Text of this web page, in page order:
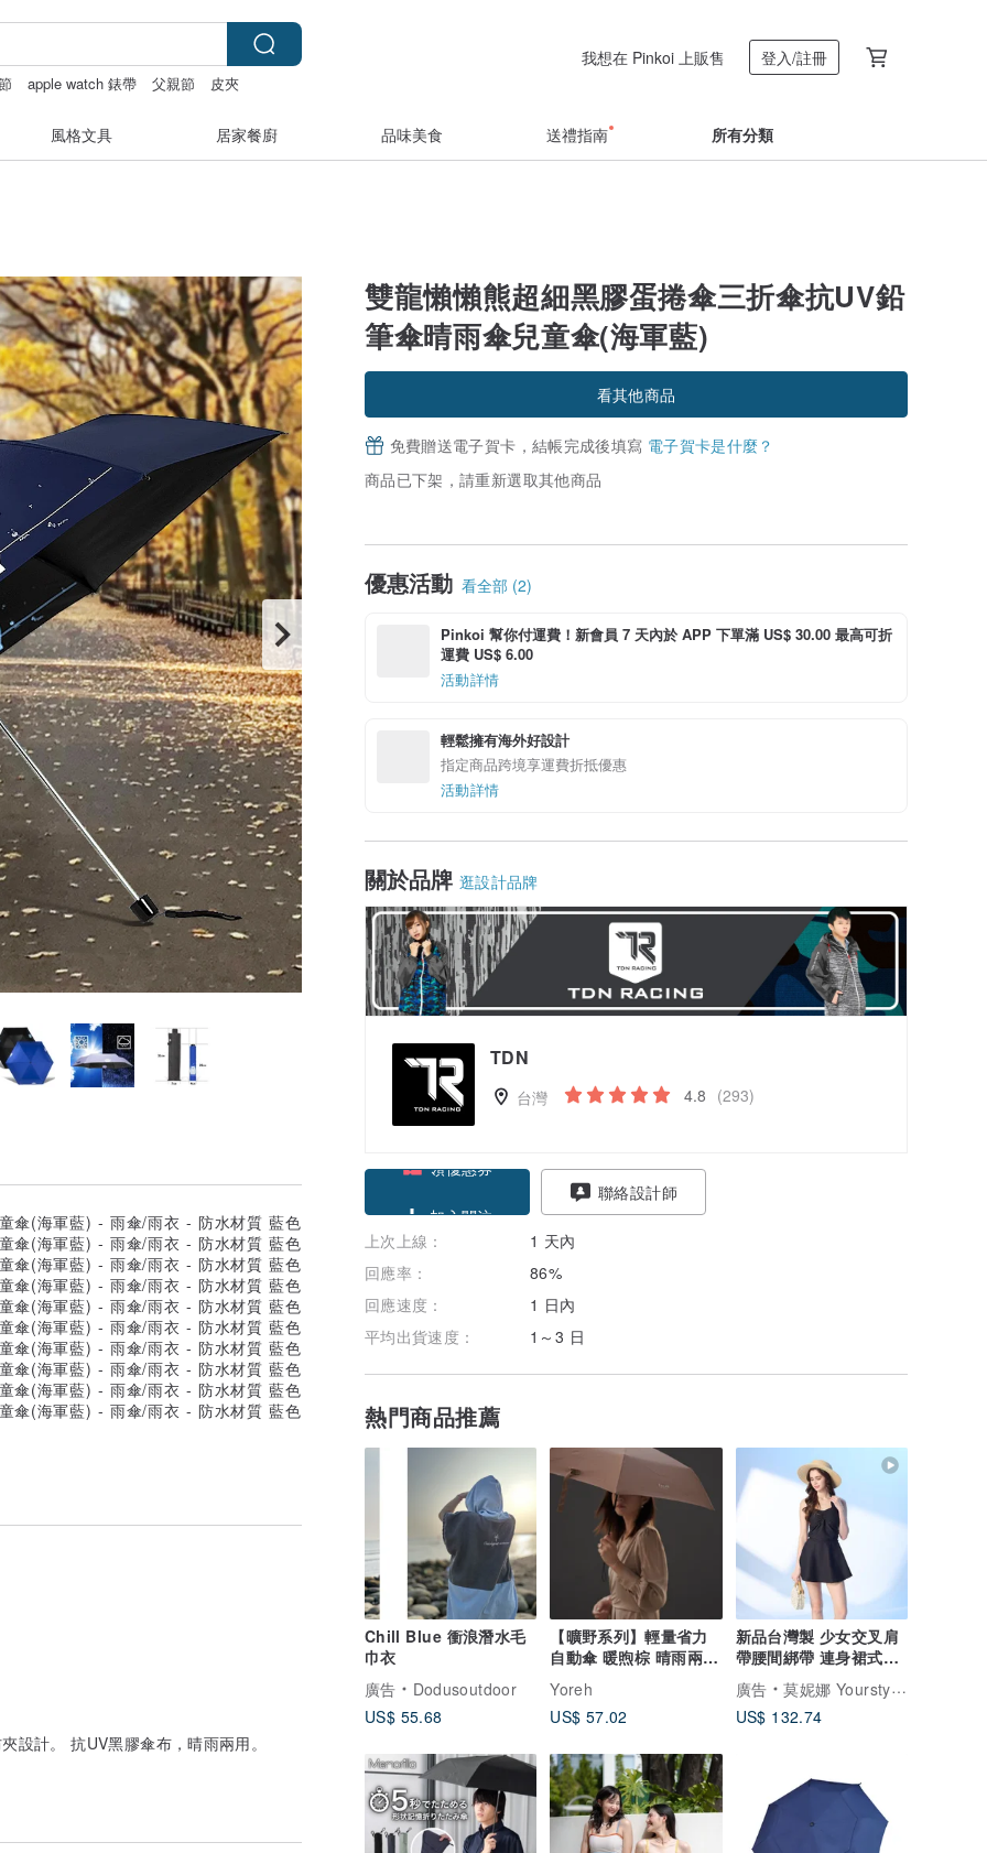
apple watch 錶帶 父親節 皮夾
我想在 Pinkoi 上販售 登入/註冊
風格文具 居家餐廚 品味美食 送禮指南 所有分類
雙龍懶懶熊超細黑膠蛋捲傘三折傘抗UV鉛
筆傘晴雨傘兒童傘(海軍藍)
看其他商品
免費贈送電子賀卡，結帳完成後填寫 電子賀卡是什麼？
商品已下架，請重新選取其他商品
優惠活動 看全部 (2)
Pinkoi 幫你付運費！新會員 7 天內於 APP 下單滿 US$ 30.00 最高可折
運費 US$ 6.00
活動詳情
輕鬆擁有海外好設計
指定商品跨境享運費折抵優惠
活動詳情
關於品牌 逛設計品牌
TDN
台灣 4.8 (293)
加入關注
聯絡設計師
上次上線：
1 天內
回應率：
86%
回應速度：
1 日內
平均出貨速度：
1～3 日
熱門商品推薦
Chill Blue 衝浪潛水毛
巾衣
廣告
Dodusoutdoor
US$ 55.68
【曠野系列】輕量省力
自動傘 暖煦棕 晴雨兩用
Yoreh
US$ 57.02
新品台灣製 少女交叉肩
帶腰間綁帶 連身裙式泳
裝 法式風情
廣告
莫妮娜 YourstyLe
US$ 132.74
設計。 抗UV黑膠傘布，晴雨兩用。